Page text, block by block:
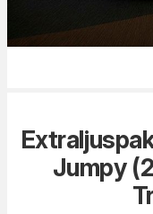
Jumpy